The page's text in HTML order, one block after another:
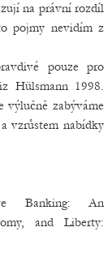
na právní rozdíl
pojmy nevidím z
pouze pro
Hülsmann 1998.
výlučně zabýváme
vzrůstem nabídky
Banking: An
and Liberty: